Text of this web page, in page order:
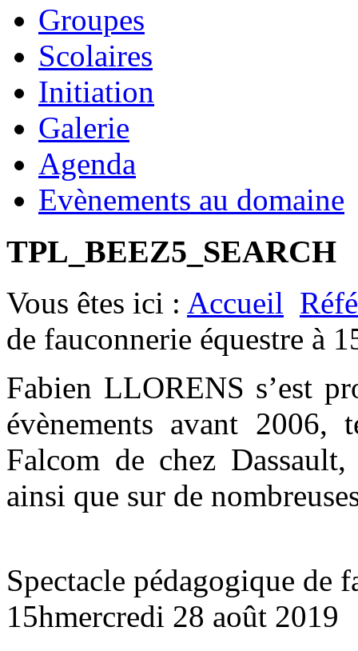
Groupes
Scolaires
Initiation
Galerie
Agenda
Evènements au domaine
TPL_BEEZ5_SEARCH
Vous êtes ici : Accueil
de fauconnerie équestre à
Fabien LLORENS s’est
évènements avant
Falcom de chez
ainsi que sur de
Spectacle pédagogique de
15hmercredi 28 août 2019